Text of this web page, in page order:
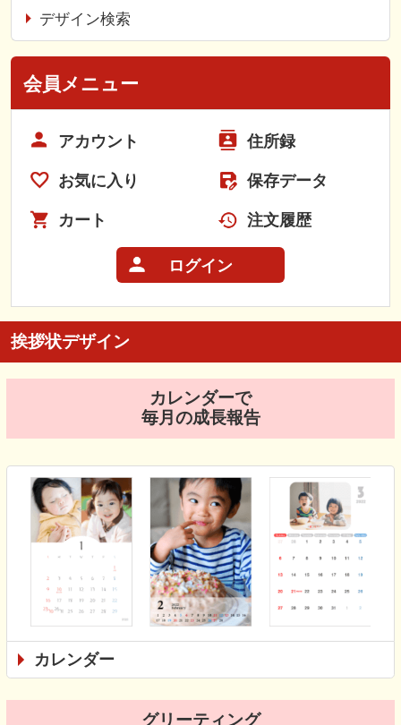
デザイン検索
会員メニュー
アカウント 住所録
お気に入り 保存データ
カート 注文履歴
ログイン
挨拶状デザイン
カレンダーで
毎月の成長報告
カレンダー
グリーティング